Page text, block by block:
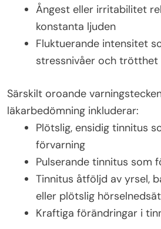
Ångest eller irritabilitet
konstanta ljuden
Fluktuerande intensitet
stressnivåer och trötthet
Särskilt oroande
läkarbedömning inkluderar:
Plötslig, ensidig tinnitus
förvarning
Pulserande tinnitus som
Tinnitus åtföljd av yrsel,
eller plötslig
Kraftiga förändringar i